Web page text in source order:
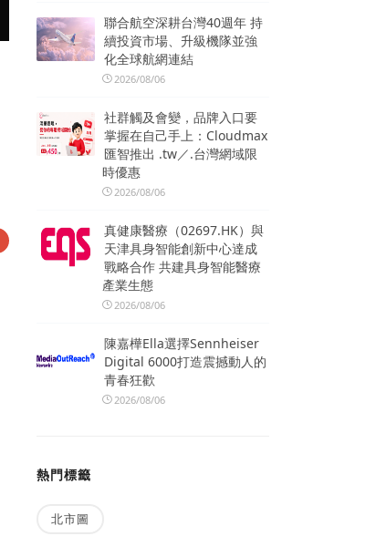
聯合航空深耕台灣40週年 持
續投資市場、升級機隊並強
化全球航網連結
2026/08/06
社群觸及會變，品牌入口要
掌握在自己手上：Cloudmax
匯智推出 .tw／.台灣網域限
時優惠
2026/08/06
真健康醫療（02697.HK）與
天津具身智能創新中心達成
戰略合作 共建具身智能醫療
產業生態
2026/08/06
陳嘉樺Ella選擇Sennheiser
Digital 6000打造震撼動人的
青春狂歡
2026/08/06
熱門標籤
北市圖